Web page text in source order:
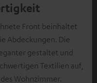
Front beinhaltet
Abdeckungen. Die
gestaltet und
Textilien auf,
Wohnzimmer.